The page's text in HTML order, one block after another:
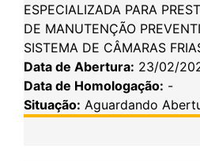
ESPECIALIZADA PARA
DE MANUTENÇÃO
SISTEMA DE CÂMARAS
Data de Abertura: 23/02/
Data de Homologação: -
Situação: Aguardando